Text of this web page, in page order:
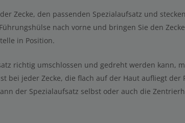
Zecke, den passenden Spezialaufsatz und
nach vorne und bringen Sie den
in Position.
richtig umschlossen und gedreht werden kann,
bei jeder Zecke, die flach auf der Haut aufliegt der
der Spezialaufsatz selbst oder auch die